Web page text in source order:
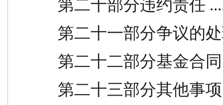
第二十部分违约责任
第二十一部分争议的
第二十二部分基金合
第二十三部分其他事项